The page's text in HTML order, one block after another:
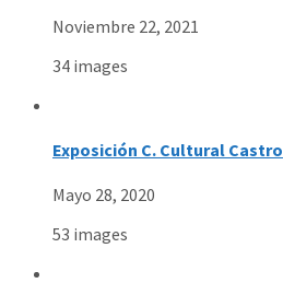
Noviembre 22, 2021
34 images
Exposición C. Cultural Castro
Mayo 28, 2020
53 images